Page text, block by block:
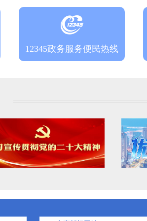
12345政务服务便民热线